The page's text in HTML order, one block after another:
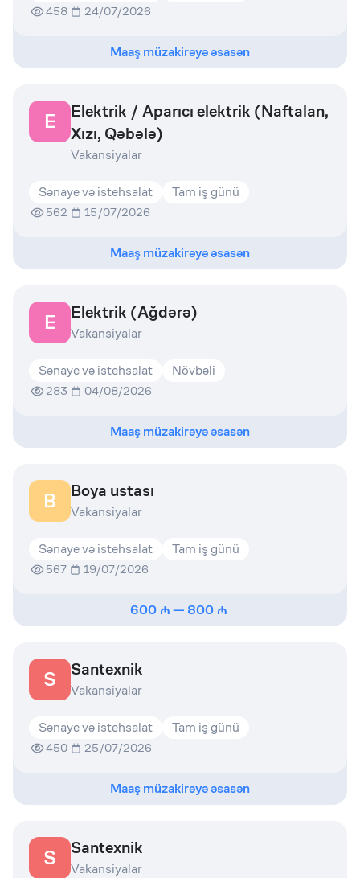
458 24/07/2026
Maaş müzakirəyə əsasən
E
Elektrik / Aparıcı elektrik (Naftalan,
Xızı, Qəbələ)
Vakansiyalar
Sənaye və istehsalat Tam iş günü
562 15/07/2026
Maaş müzakirəyə əsasən
E Elektrik (Ağdərə)
Vakansiyalar
Sənaye və istehsalat Növbəli
283 04/08/2026
Maaş müzakirəyə əsasən
B Boya ustası
Vakansiyalar
Sənaye və istehsalat Tam iş günü
567 19/07/2026
600 — 800
S Santexnik
Vakansiyalar
Sənaye və istehsalat Tam iş günü
450 25/07/2026
Maaş müzakirəyə əsasən
S Santexnik
Vakansiyalar